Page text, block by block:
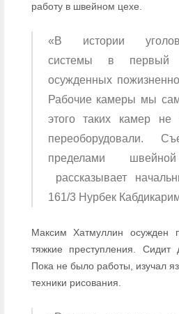
работу в швейном цехе.
«В истории
системы в первый
осужденных пожизненно
Рабочие камеры мы
этого таких камер не
переоборудовали.
пределами
рассказывает
161/3 Нурбек
Максим Хатмуллин осужден
тяжкие преступления. Сидит
Пока не было работы, изучал
техники рисования.